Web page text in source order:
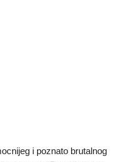
i poznato brutalnog